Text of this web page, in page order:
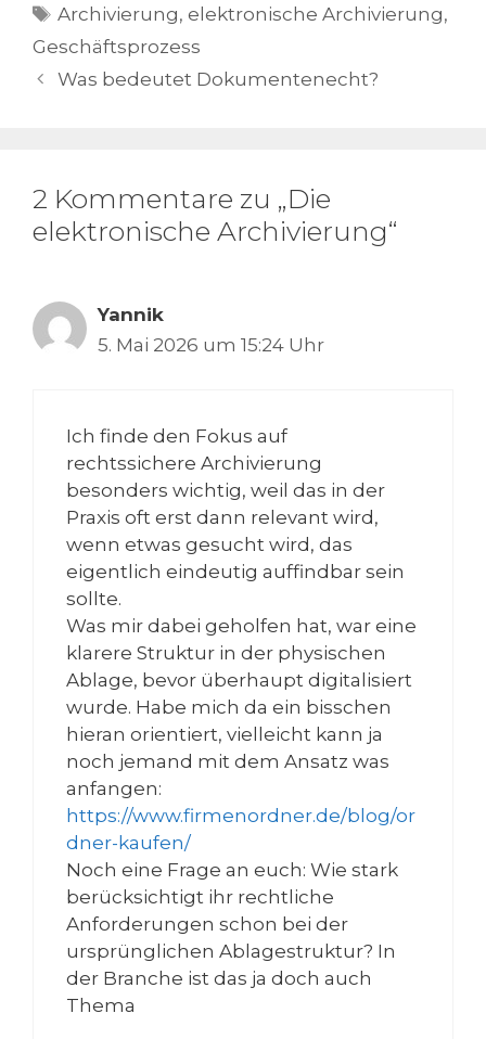
Schlagwörter
Archivierung,elektronische Archivierung,
Geschäftsprozess
Was bedeutet Dokumentenecht?
2 Kommentare zu „Die
elektronische Archivierung“
Yannik
5. Mai 2026 um 15:24 Uhr
Ich finde den Fokus auf
rechtssichere Archivierung
besonders wichtig, weil das in der
Praxis oft erst dann relevant wird,
wenn etwas gesucht wird, das
eigentlich eindeutig auffindbar sein
sollte.
Was mir dabei geholfen hat, war eine
klarere Struktur in der physischen
Ablage, bevor überhaupt digitalisiert
wurde. Habe mich da ein bisschen
hieran orientiert, vielleicht kann ja
noch jemand mit dem Ansatz was
anfangen:
https://www.firmenordner.de/blog/or
dner-kaufen/
Noch eine Frage an euch: Wie stark
berücksichtigt ihr rechtliche
Anforderungen schon bei der
ursprünglichen Ablagestruktur? In
der Branche ist das ja doch auch
Thema